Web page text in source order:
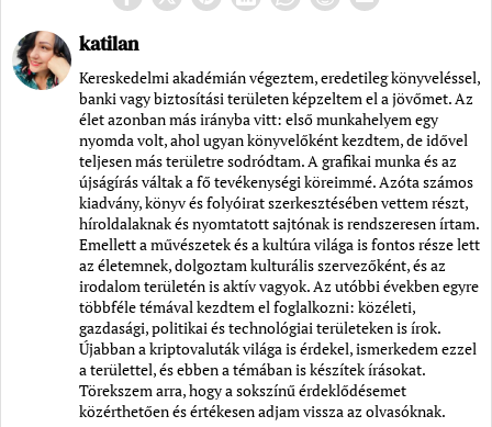
katilan
Kereskedelmi akadémián végeztem, eredetileg könyveléssel,
banki vagy biztosítási területen képzeltem el a jövőmet. Az
élet azonban más irányba vitt: első munkahelyem egy
nyomda volt, ahol ugyan könyvelőként kezdtem, de idővel
teljesen más területre sodródtam. A grafikai munka és az
újságírás váltak a fő tevékenységi köreimmé. Azóta számos
kiadvány, könyv és folyóirat szerkesztésében vettem részt,
híroldalaknak és nyomtatott sajtónak is rendszeresen írtam.
Emellett a művészetek és a kultúra világa is fontos része lett
az életemnek, dolgoztam kulturális szervezőként, és az
irodalom területén is aktív vagyok. Az utóbbi években egyre
többféle témával kezdtem el foglalkozni: közéleti,
gazdasági, politikai és technológiai területeken is írok.
Újabban a kriptovaluták világa is érdekel, ismerkedem ezzel
a területtel, és ebben a témában is készítek írásokat.
Törekszem arra, hogy a sokszínű érdeklődésemet
közérthetően és értékesen adjam vissza az olvasóknak.